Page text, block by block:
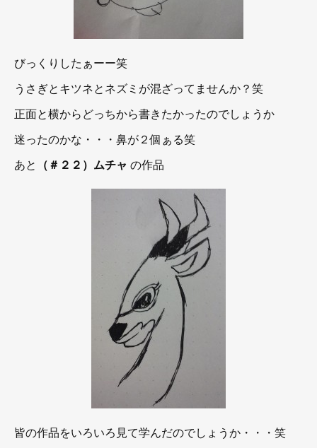
びっくりしたぁーー笑
うさぎとキツネとネズミが混ざってませんか？笑
正面と横からどっちから書きたかったのでしょうか
迷ったのかな・・・鼻が２個ぁる笑
あと （＃２２）ムチャ の作品
皆の作品をいろいろ見て学んだのでしょうか・・・笑